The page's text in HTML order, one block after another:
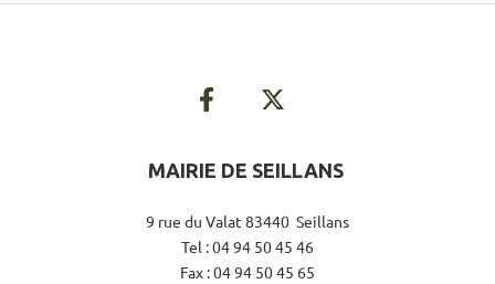
MAIRIE DE SEILLANS
9 rue du Valat 83440 Seillans
Tel : 04 94 50 45 46
Fax : 04 94 50 45 65